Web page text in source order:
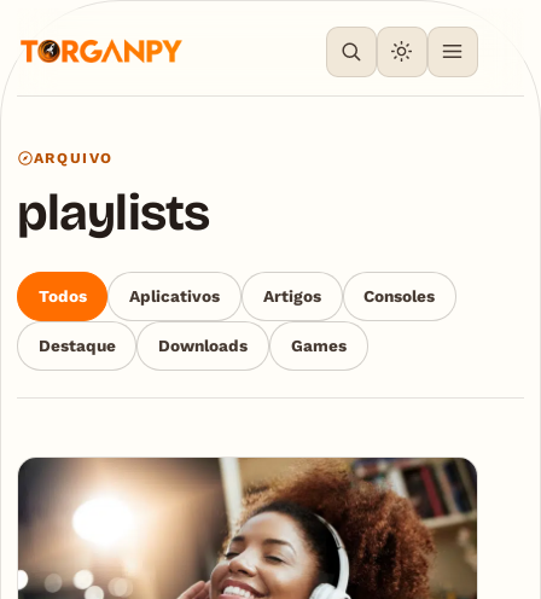
ARQUIVO
playlists
Todos Aplicativos Artigos Consoles
Destaque Downloads Games
Articles